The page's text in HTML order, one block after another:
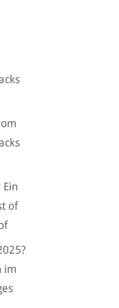
of
im